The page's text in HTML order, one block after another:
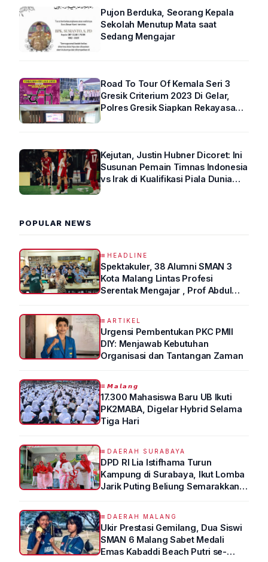
Pujon Berduka, Seorang Kepala
Sekolah Menutup Mata saat
Sedang Mengajar
Road To Tour Of Kemala Seri 3
Gresik Criterium 2023 Di Gelar,
Polres Gresik Siapkan Rekayasa
Kejutan, Justin Hubner Dicoret: Ini
Susunan Pemain Timnas Indonesia
vs Irak di Kualifikasi Piala Dunia
POPULAR NEWS
HEADLINE
Spektakuler, 38 Alumni SMAN 3
Kota Malang Lintas Profesi
Serentak Mengajar , Prof Abdul
ARTIKEL
Urgensi Pembentukan PKC PMII
DIY: Menjawab Kebutuhan
Organisasi dan Tantangan Zaman
𝙈𝙖𝙡𝙖𝙣𝙜
17.300 Mahasiswa Baru UB Ikuti
PK2MABA, Digelar Hybrid Selama
Tiga Hari
DAERAH SURABAYA
DPD RI Lia Istifhama Turun
Kampung di Surabaya, Ikut Lomba
Jarik Puting Beliung Semarakkan
DAERAH MALANG
Ukir Prestasi Gemilang, Dua Siswi
SMAN 6 Malang Sabet Medali
Emas Kabaddi Beach Putri se-